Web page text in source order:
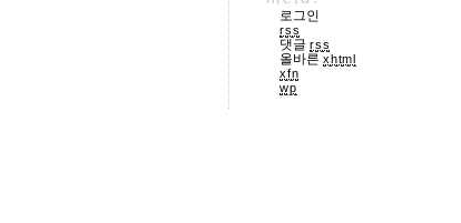
로그인
rss
댓글 rss
올바른 xhtml
xfn
wp